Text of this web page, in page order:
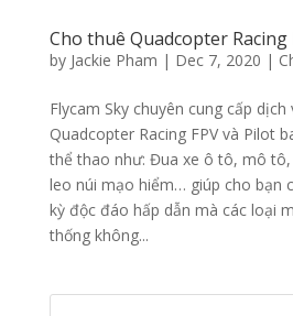
Cho thuê Quadcopter Racing
by Jackie Pham | Dec 7, 2020 |
Flycam Sky chuyên cung cấp
Quadcopter Racing FPV và Pilot
thể thao như: Đua xe ô tô, mô
leo núi mạo hiểm… giúp cho bạn
kỳ độc đáo hấp dẫn mà các loại
thống không...